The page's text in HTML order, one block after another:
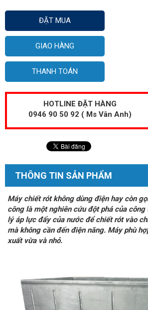
ĐẶT MUA
GIAO HÀNG
THANH TOÁN
HOTLINE ĐẶT HÀNG
0946 90 50 92 ( Ms Vân Anh)
THÔNG TIN SẢN PHẨM
Máy chiết rót không dùng điện hay còn
công là một nghiên cứu đột phá của công
lý áp lực đẩy của nước để chiết rót vào
mà không cần đến điện năng. Máy phù
xuất vừa và nhỏ.